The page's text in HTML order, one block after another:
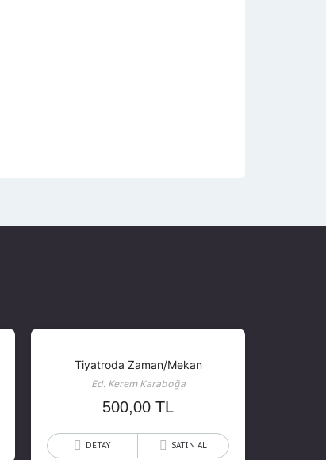
Tiyatroda Zaman/Mekan
Ed. Kerem Karaboğa
500,00 TL
DETAY SATIN AL